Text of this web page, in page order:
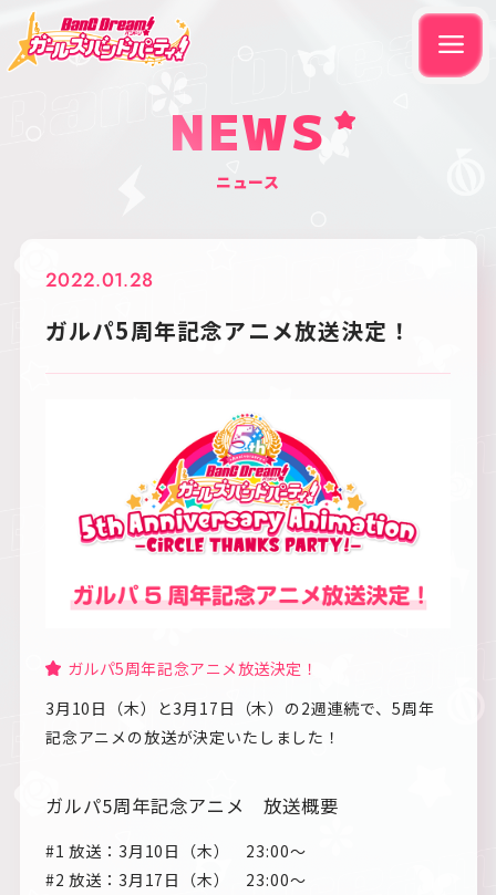
NEWS
ニュース
2022.01.28
ガルパ5周年記念アニメ放送決定！
ガルパ5周年記念アニメ放送決定！
3月10日（木）と3月17日（木）の2週連続で、5周年
記念アニメの放送が決定いたしました！
ガルパ5周年記念アニメ 放送概要
#1 放送：3月10日（木） 23:00〜
#2 放送：3月17日（木） 23:00〜